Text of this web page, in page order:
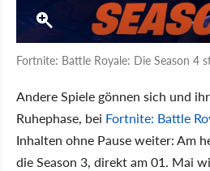
Fortnite: Battle Royale: Die Season 4
Andere Spiele gönnen sich und
Ruhephase, bei Fortnite: Battle
Inhalten ohne Pause weiter: Am
die Season 3, direkt am 01. Mai